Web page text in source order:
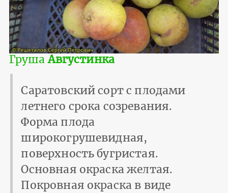
ГрушаАвгустинка
Саратовский сорт с плодами
летнего срока созревания.
Форма плода
широкогрушевидная,
поверхность бугристая.
Основная окраска желтая.
Покровная окраска в виде